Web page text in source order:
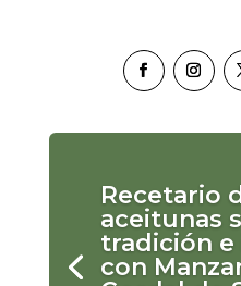
Recetario
aceitunas
tradición
con